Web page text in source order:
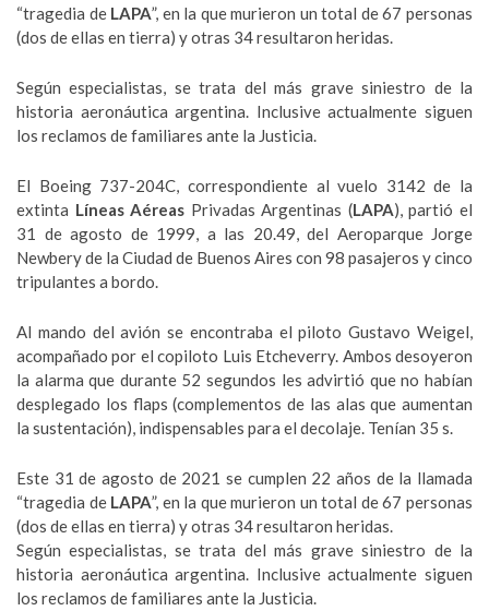
“tragedia de LAPA”, en la que murieron un total de 67 personas
(dos de ellas en tierra) y otras 34 resultaron heridas.
Según especialistas, se trata del más grave siniestro de la
historia aeronáutica argentina. Inclusive actualmente siguen
los reclamos de familiares ante la Justicia.
El Boeing 737-204C, correspondiente al vuelo 3142 de la
extinta Líneas Aéreas Privadas Argentinas (LAPA), partió el
31 de agosto de 1999, a las 20.49, del Aeroparque Jorge
Newbery de la Ciudad de Buenos Aires con 98 pasajeros y cinco
tripulantes a bordo.
Al mando del avión se encontraba el piloto Gustavo Weigel,
acompañado por el copiloto Luis Etcheverry. Ambos desoyeron
la alarma que durante 52 segundos les advirtió que no habían
desplegado los flaps (complementos de las alas que aumentan
la sustentación), indispensables para el decolaje. Tenían 35 s.
Este 31 de agosto de 2021 se cumplen 22 años de la llamada
“tragedia de LAPA”, en la que murieron un total de 67 personas
(dos de ellas en tierra) y otras 34 resultaron heridas.
Según especialistas, se trata del más grave siniestro de la
historia aeronáutica argentina. Inclusive actualmente siguen
los reclamos de familiares ante la Justicia.